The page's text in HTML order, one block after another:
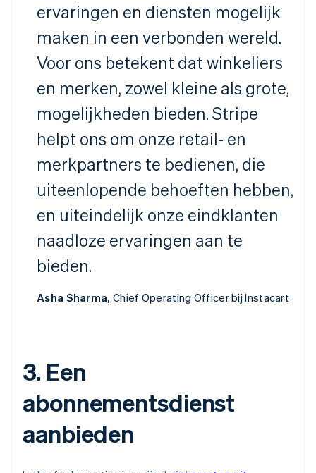
ervaringen en diensten mogelijk
maken in een verbonden wereld.
Voor ons betekent dat winkeliers
en merken, zowel kleine als grote,
mogelijkheden bieden. Stripe
helpt ons om onze retail- en
merkpartners te bedienen, die
uiteenlopende behoeften hebben,
en uiteindelijk onze eindklanten
naadloze ervaringen aan te
bieden.
Asha Sharma, Chief Operating Officer bij Instacart
3. Een
abonnementsdienst
aanbieden